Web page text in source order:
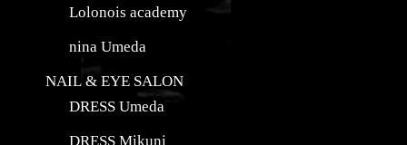
Lolonois academy
nina Umeda
NAIL & EYE SALON
DRESS Umeda
DRESS Mikuni